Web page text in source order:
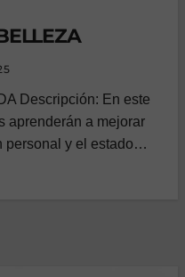
Descripción: En este
aprenderán a mejorar
personal y el estado…